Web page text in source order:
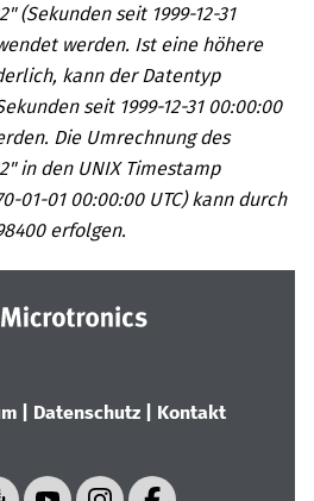
(Sekunden seit 1999-12-31
werden. Ist eine höhere
kann der Datentyp
seit 1999-12-31 00:00:00
Die Umrechnung des
in den UNIX Timestamp
01-01 00:00:00 UTC) kann durch
erfolgen.
| Datenschutz| Kontakt